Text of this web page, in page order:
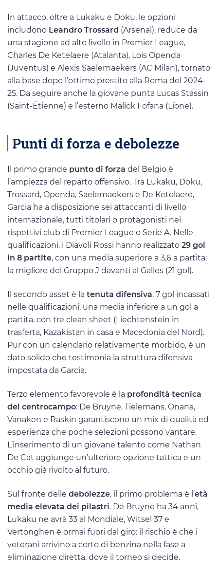
In attacco, oltre a Lukaku e Doku, le opzioni
includono Leandro Trossard (Arsenal), reduce da
una stagione ad alto livello in Premier League,
Charles De Ketelaere (Atalanta), Lois Openda
(Juventus) e Alexis Saelemaekers (AC Milan), tornato
alla base dopo l’ottimo prestito alla Roma del 2024-
25. Da seguire anche la giovane punta Lucas Stassin
(Saint-Étienne) e l’esterno Malick Fofana (Lione).
Punti di forza e debolezze
Il primo grande punto di forza del Belgio è
l’ampiezza del reparto offensivo. Tra Lukaku, Doku,
Trossard, Openda, Saelemaekers e De Ketelaere,
Garcia ha a disposizione sei attaccanti di livello
internazionale, tutti titolari o protagonisti nei
rispettivi club di Premier League o Serie A. Nelle
qualificazioni, i Diavoli Rossi hanno realizzato 29 gol
in 8 partite, con una media superiore a 3,6 a partita:
la migliore del Gruppo J davanti al Galles (21 gol).
Il secondo asset è la tenuta difensiva: 7 gol incassati
nelle qualificazioni, una media inferiore a un gol a
partita, con tre clean sheet (Liechtenstein in
trasferta, Kazakistan in casa e Macedonia del Nord).
Pur con un calendario relativamente morbido, è un
dato solido che testimonia la struttura difensiva
impostata da Garcia.
Terzo elemento favorevole è la profondità tecnica
del centrocampo: De Bruyne, Tielemans, Onana,
Vanaken e Raskin garantiscono un mix di qualità ed
esperienza che poche selezioni possono vantare.
L’inserimento di un giovane talento come Nathan
De Cat aggiunge un’ulteriore opzione tattica e un
occhio già rivolto al futuro.
Sul fronte delle debolezze, il primo problema è l’età
media elevata dei pilastri. De Bruyne ha 34 anni,
Lukaku ne avrà 33 al Mondiale, Witsel 37 e
Vertonghen è ormai fuori dal giro: il rischio è che i
veterani arrivino a corto di benzina nella fase a
eliminazione diretta, dove il torneo si decide.